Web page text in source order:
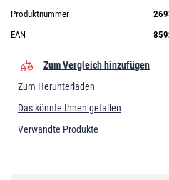
Produktnummer
EAN
Zum Vergleich hinzufügen
Zum Herunterladen
Das könnte Ihnen gefallen
Verwandte Produkte